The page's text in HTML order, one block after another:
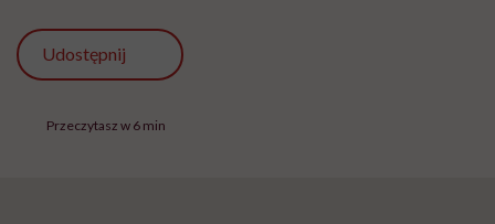
Udostępnij
Przeczytasz w 6 min